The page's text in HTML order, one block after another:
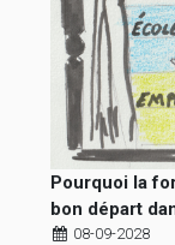
Pourquoi la
bon départ
08-09-2028